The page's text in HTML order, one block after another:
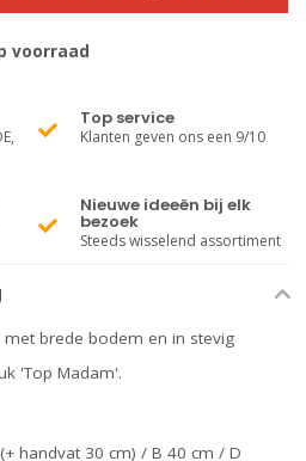
voorraad
Top service
Klanten geven ons een 9/10
Nieuwe ideeën bij elk
bezoek
Steeds wisselend assortiment
brede bodem en in stevig
'Top Madam'.
handvat 30 cm) / B 40 cm / D